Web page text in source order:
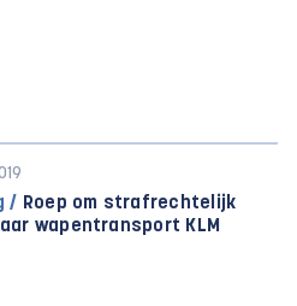
/ Roep om strafrechtelijk
wapentransport KLM